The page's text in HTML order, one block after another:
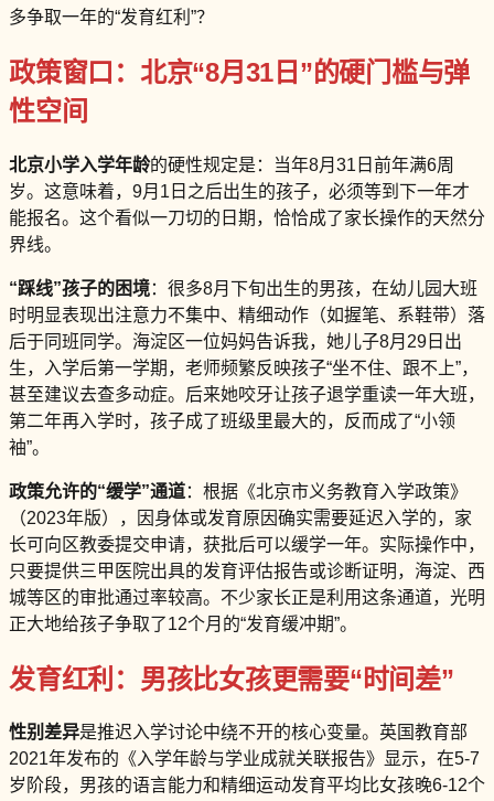
多争取一年的“发育红利”？
政策窗口：北京“8月31日”的硬门槛与弹
性空间
北京小学入学年龄的硬性规定是：当年8月31日前年满6周
岁。这意味着，9月1日之后出生的孩子，必须等到下一年才
能报名。这个看似一刀切的日期，恰恰成了家长操作的天然分
界线。
“踩线”孩子的困境：很多8月下旬出生的男孩，在幼儿园大班
时明显表现出注意力不集中、精细动作（如握笔、系鞋带）落
后于同班同学。海淀区一位妈妈告诉我，她儿子8月29日出
生，入学后第一学期，老师频繁反映孩子“坐不住、跟不上”，
甚至建议去查多动症。后来她咬牙让孩子退学重读一年大班，
第二年再入学时，孩子成了班级里最大的，反而成了“小领
袖”。
政策允许的“缓学”通道：根据《北京市义务教育入学政策》
（2023年版），因身体或发育原因确实需要延迟入学的，家
长可向区教委提交申请，获批后可以缓学一年。实际操作中，
只要提供三甲医院出具的发育评估报告或诊断证明，海淀、西
城等区的审批通过率较高。不少家长正是利用这条通道，光明
正大地给孩子争取了12个月的“发育缓冲期”。
发育红利：男孩比女孩更需要“时间差”
性别差异是推迟入学讨论中绕不开的核心变量。英国教育部
2021年发布的《入学年龄与学业成就关联报告》显示，在5-7
岁阶段，男孩的语言能力和精细运动发育平均比女孩晚6-12个